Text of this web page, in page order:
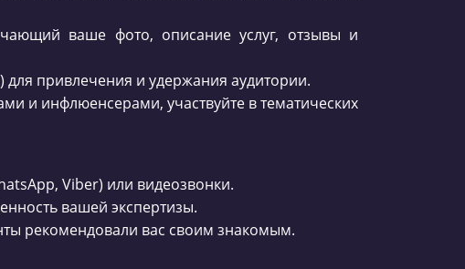
ваше фото, описание услуг, отзывы и
для привлечения и удержания аудитории.
и инфлюенсерами, участвуйте в тематических
Viber) или видеозвонки.
вашей экспертизы.
рекомендовали вас своим знакомым.